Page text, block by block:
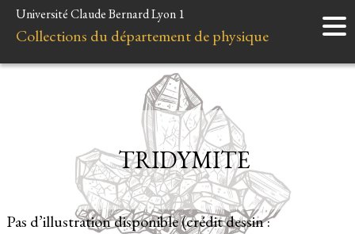
Accueil
Instruments
Liens et ressources
Université Claude Bernard Lyon 1
Collections du département de physique
Pas d’illustration disponible (crédit dessin :
TRIDYMITE